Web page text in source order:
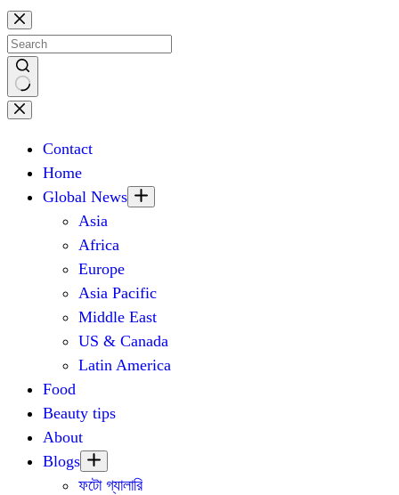
Skip
to
content
No
Contact
Home
Global News
Asia
Africa
Europe
Asia Pacific
Middle East
US & Canada
Latin America
Food
Beauty tips
About
Blogs
ফটো গ্যালারি